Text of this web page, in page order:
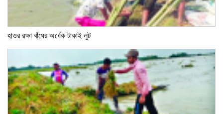
হাওর রক্ষা বাঁধের অর্ধেক টাকাই লুট